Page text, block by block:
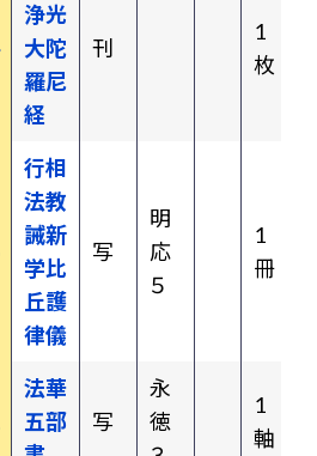
浄光
大陀
羅尼
経
刊
1
枚
行相
法教
誡新
学比
丘護
律儀
写
明
応
５
1
冊
法華
五部
写
永
徳
1
軸